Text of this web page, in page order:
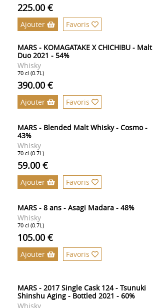
225.00 €
Ajouter Favoris
MARS - KOMAGATAKE X CHICHIBU - Malt
Duo 2021 - 54%
Whisky
70 cl (0.7L)
390.00 €
Ajouter Favoris
MARS - Blended Malt Whisky - Cosmo -
43%
Whisky
70 cl (0.7L)
59.00 €
Ajouter Favoris
MARS - 8 ans - Asagi Madara - 48%
Whisky
70 cl (0.7L)
105.00 €
Ajouter Favoris
MARS - 2017 Single Cask 124 - Tsunuki
Shinshu Aging - Bottled 2021 - 60%
Whisky